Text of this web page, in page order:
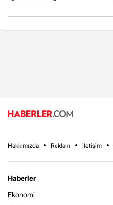
Hakkımızda Reklam İletişim
Haberler
Ekonomi